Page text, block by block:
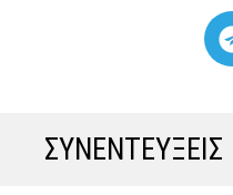
ΣΥΝΕΝΤΕΥΞΕΙΣ